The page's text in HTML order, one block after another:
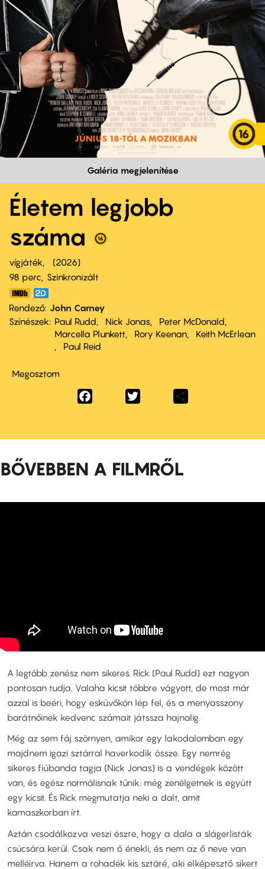
Galéria megjelenítése
Életem legjobb
száma
vígjáték
2026
98 perc,
Szinkronizált
Rendező John Carney
Színészek
Paul Rudd Nick Jonas
Peter McDonald
Marcella Plunkett
Rory Keenan
Keith McErlean
Paul Reid
Megosztom
Facebook
BŐVEBBEN A FILMRŐL
A legtöbb zenész nem sikeres. Rick (Paul Rudd) ezt nagyon
pontosan tudja. Valaha kicsit többre vágyott, de most már
azzal is beéri, hogy esküvőkön lép fel, és a menyasszony
barátnőinek kedvenc számait játssza hajnalig.
Még az sem fáj szörnyen, amikor egy lakodalomban egy
majdnem igazi sztárral haverkodik össze. Egy nemrég
sikeres fiúbanda tagja (Nick Jonas) is a vendégek között
van, és egész normálisnak tűnik: még zenélgetnek is együtt
egy kicsit. És Rick megmutatja neki a dalt, amit
kamaszkorban írt.
Aztán csodálkozva veszi észre, hogy a dala a slágerlisták
csúcsára kerül. Csak nem ő énekli, és nem az ő neve van
melléírva. Hanem a rohadék kis sztáré, aki elképesztő sikert